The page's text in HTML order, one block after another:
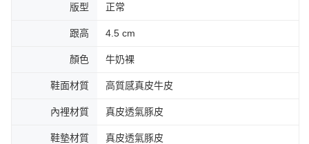
版型 正常
跟高 4.5 cm
顏色 牛奶裸
鞋面材質 高質感真皮牛皮
內裡材質 真皮透氣豚皮
鞋墊材質 真皮透氣豚皮